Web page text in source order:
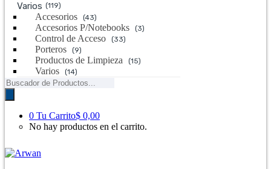
Varios (119)
Accesorios (43)
Accesorios P/Notebooks (3)
Control de Acceso (33)
Porteros (9)
Productos de Limpieza (15)
Varios (14)
Búsqueda
de
productos
0 Tu Carrito$ 0,00
No hay productos en el carrito.